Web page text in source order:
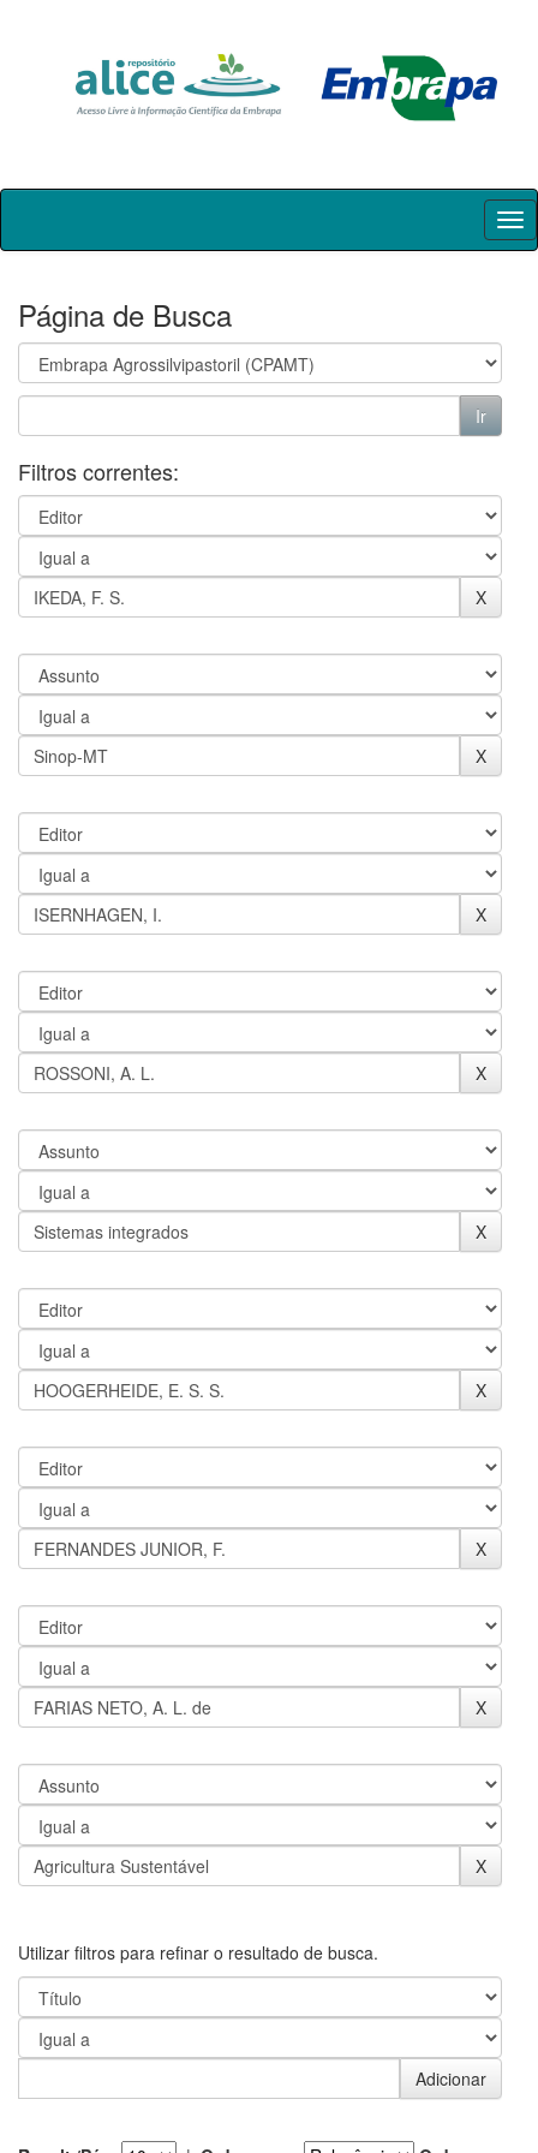
Skip
Página de Busca
Filtros correntes:
Utilizar filtros para refinar o resultado de busca.